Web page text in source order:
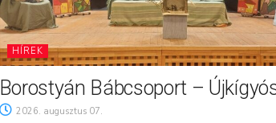
HÍREK
Borostyán Bábcsoport –
2026. augusztus 07.